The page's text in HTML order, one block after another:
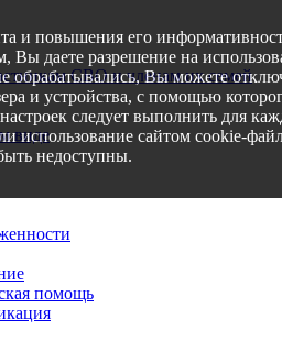
СВО и членам их семей
виде
помощь
и повышения его
Вы даете разрешение на
обрабатывались, Вы можете
и устройства, с помощью
следует выполнить для
использование сайтом cookie-
недоступны.